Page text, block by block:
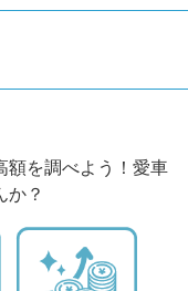
額を調べよう！愛車
か？